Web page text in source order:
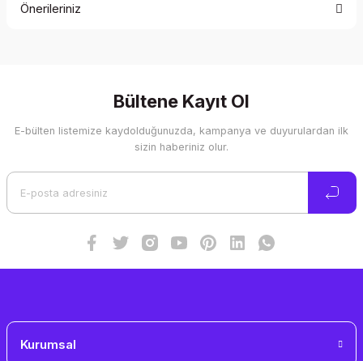
Önerileriniz
Görüş ve önerileriniz için teşekkür ederiz.
Ürün resmi kalitesiz, bozuk veya görüntülenemiyor.
Bültene Kayıt Ol
E-bülten listemize kaydolduğunuzda, kampanya ve duyurulardan ilk
sizin haberiniz olur.
Kurumsal